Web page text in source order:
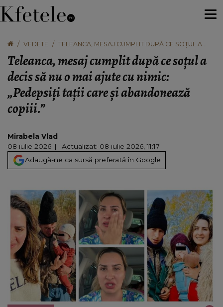
VEDETE
TELEANCA, MESAJ CUMPLIT DUPĂ CE SOȚUL A
TAȚII CARE ȘI ABANDONEAZĂ COPIII.”
Teleanca, mesaj cumplit după ce soțul a
decis să nu o mai ajute cu nimic:
„Pedepsiți tații care și abandonează
copiii.”
Mirabela Vlad
08 iulie 2026
Actualizat: 08 iulie 2026, 11:17
Adaugă-ne ca sursă preferată în Google